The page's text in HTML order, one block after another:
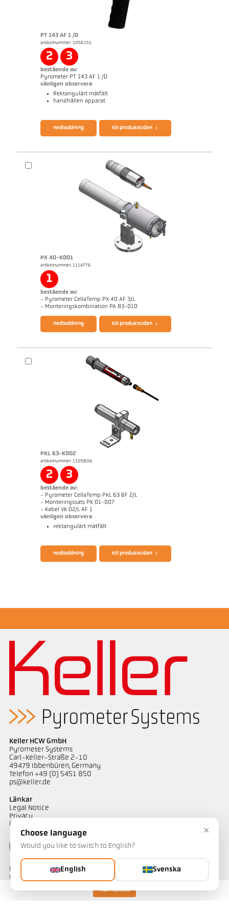
Kontakta
PT 143 AF 1 /D
artikelnummer: 1056151
2 3
bestående av:
Pyrometer PT 143 AF 1 /D
vänligen observera
Rektangulärt mätfält
handhållen apparat
broschyr CellaPort PT
nedladdning till produktsidan
PX 40-K001
artikelnummer: 1114776
1
bestående av:
- Pyrometer CellaTemp PX 40 AF 3/L
- Monteringskombination PA 83-010
broschyr CellaTemp PX Questionnaire Radiation Pyrometers
nedladdning till produktsidan
PKL 63-K002
artikelnummer: 1105806
2 3
bestående av:
- Pyrometer CellaTemp PKL 63 BF 2/L
- Monteringssats PK 01-007
- Kabel VK 02/L AF 1
vänligen observera
rektangulärt mätfält
broschyr CellaTemp PK PKF PKL
applikationsrapport CellaWire
nedladdning till produktsidan
Keller HCW GmbH
Pyrometer Systems
Carl-Keller-Straße 2-10
49479 Ibbenbüren, Germany
Telefon +49 (0) 5451 850
ps@keller.de
Länkar
Legal Notice
Privacy
GTC
Kontakt
Har du frågor om våra temperaturmätningslösningar? Vårt team
×
Choose language
Would you like to switch to English?
English Svenska